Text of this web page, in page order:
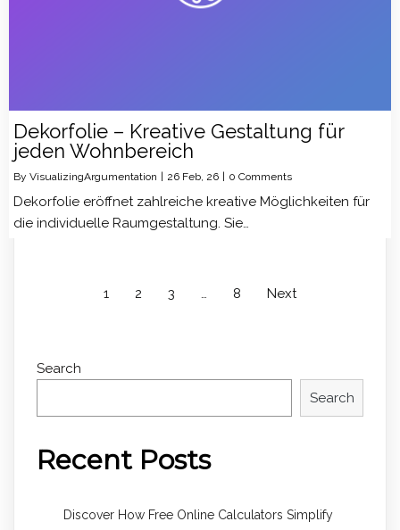
Dekorfolie – Kreative Gestaltung für
jeden Wohnbereich
By VisualizingArgumentation 26 Feb, 26 0 Comments
Dekorfolie eröffnet zahlreiche kreative Möglichkeiten für
die individuelle Raumgestaltung. Sie…
1 2 3 … 8 Next
Search
Search
Recent Posts
Discover How Free Online Calculators Simplify